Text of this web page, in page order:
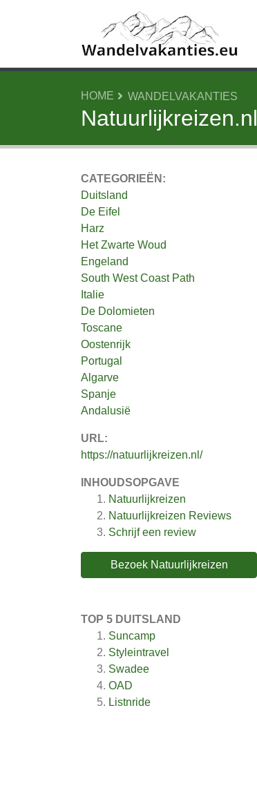
HOME WANDELVAKANTIES
Natuurlijkreizen.nl
CATEGORIEËN:
Duitsland
De Eifel
Harz
Het Zwarte Woud
Engeland
South West Coast Path
Italie
De Dolomieten
Toscane
Oostenrijk
Portugal
Algarve
Spanje
Andalusië
URL:
https://natuurlijkreizen.nl/
INHOUDSOPGAVE
Natuurlijkreizen
Natuurlijkreizen Reviews
Schrijf een review
Bezoek Natuurlijkreizen
TOP 5 DUITSLAND
Suncamp
Styleintravel
Swadee
OAD
Listnride